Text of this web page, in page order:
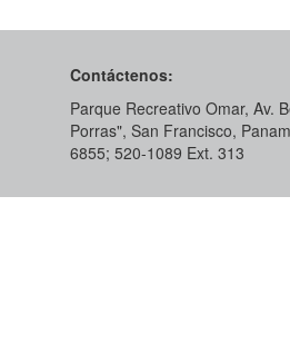
Contáctenos:
Parque Recreativo Omar, Av.
Porras", San Francisco,
6855; 520-1089​ Ext. 313